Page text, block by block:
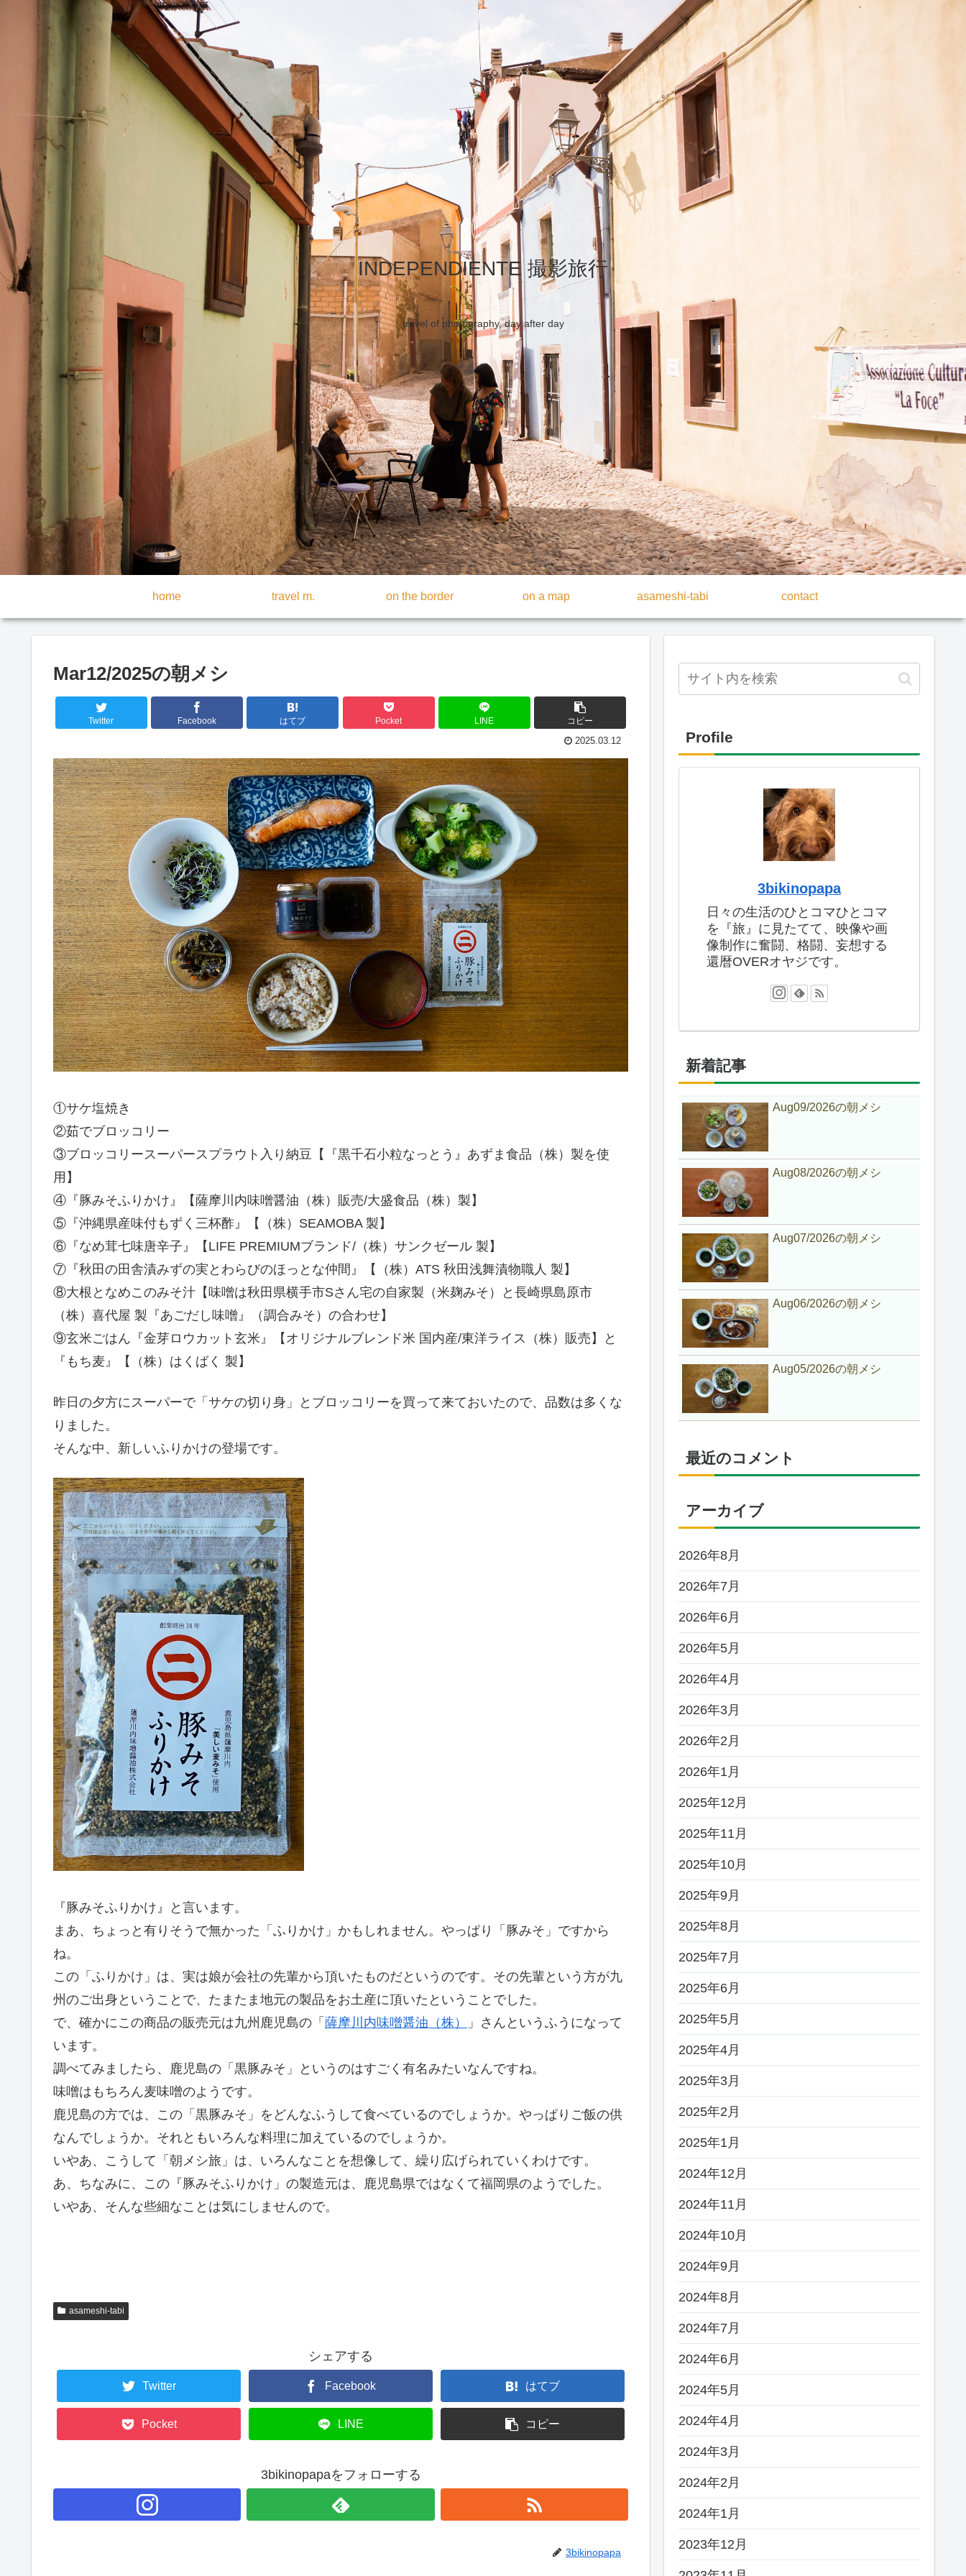
INDEPENDIENTE 撮影旅行
travel of photography, day after day
home travel m. on the border on a map asameshi-tabi contact
Mar12/2025の朝メシ
Twitter Facebook はてブ Pocket LINE コピー
2025.03.12
①サケ塩焼き
②茹でブロッコリー
③ブロッコリースーパースプラウト入り納豆【『黒千石小粒なっとう』あずま食品（株）製を使
用】
④『豚みそふりかけ』【薩摩川内味噌醤油（株）販売/大盛食品（株）製】
⑤『沖縄県産味付もずく三杯酢』【（株）SEAMOBA 製】
⑥『なめ茸七味唐辛子』【LIFE PREMIUMブランド/（株）サンクゼール 製】
⑦『秋田の田舎漬みずの実とわらびのほっとな仲間』【（株）ATS 秋田浅舞漬物職人 製】
⑧大根となめこのみそ汁【味噌は秋田県横手市Sさん宅の自家製（米麹みそ）と長崎県島原市
（株）喜代屋 製『あごだし味噌』（調合みそ）の合わせ】
⑨玄米ごはん『金芽ロウカット玄米』【オリジナルブレンド米 国内産/東洋ライス（株）販売】と
『もち麦』【（株）はくばく 製】
昨日の夕方にスーパーで「サケの切り身」とブロッコリーを買って来ておいたので、品数は多くな
りました。
そんな中、新しいふりかけの登場です。
『豚みそふりかけ』と言います。
まあ、ちょっと有りそうで無かった「ふりかけ」かもしれません。やっぱり「豚みそ」ですから
ね。
この「ふりかけ」は、実は娘が会社の先輩から頂いたものだというのです。その先輩という方が九
州のご出身ということで、たまたま地元の製品をお土産に頂いたということでした。
で、確かにこの商品の販売元は九州鹿児島の「 薩摩川内味噌醤油（株）
」さんというふうになって
います。
調べてみましたら、鹿児島の「黒豚みそ」というのはすごく有名みたいなんですね。
味噌はもちろん麦味噌のようです。
鹿児島の方では、この「黒豚みそ」をどんなふうして食べているのでしょうか。やっぱりご飯の供
なんでしょうか。それともいろんな料理に加えているのでしょうか。
いやあ、こうして「朝メシ旅」は、いろんなことを想像して、繰り広げられていくわけです。
あ、ちなみに、この『豚みそふりかけ」の製造元は、鹿児島県ではなくて福岡県のようでした。
いやあ、そんな些細なことは気にしませんので。
asameshi-tabi
シェアする
Twitter Facebook はてブ
Pocket LINE コピー
3bikinopapaをフォローする
3bikinopapa
Profile
3bikinopapa
日々の生活のひとコマひとコマ
を『旅』に見たてて、映像や画
像制作に奮闘、格闘、妄想する
還暦OVERオヤジです。
新着記事
Aug09/2026の朝メシ
Aug08/2026の朝メシ
Aug07/2026の朝メシ
Aug06/2026の朝メシ
Aug05/2026の朝メシ
最近のコメント
アーカイブ
2026年8月
2026年7月
2026年6月
2026年5月
2026年4月
2026年3月
2026年2月
2026年1月
2025年12月
2025年11月
2025年10月
2025年9月
2025年8月
2025年7月
2025年6月
2025年5月
2025年4月
2025年3月
2025年2月
2025年1月
2024年12月
2024年11月
2024年10月
2024年9月
2024年8月
2024年7月
2024年6月
2024年5月
2024年4月
2024年3月
2024年2月
2024年1月
2023年12月